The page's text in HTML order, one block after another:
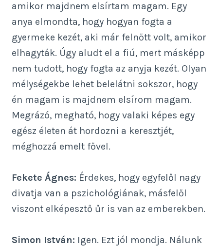
amikor majdnem elsírtam magam. Egy
anya elmondta, hogy hogyan fogta a
gyermeke kezét, aki már felnőtt volt, amikor
elhagyták. Úgy aludt el a fiú, mert másképp
nem tudott, hogy fogta az anyja kezét. Olyan
mélységekbe lehet belelátni sokszor, hogy
én magam is majdnem elsírom magam.
Megrázó, megható, hogy valaki képes egy
egész életen át hordozni a keresztjét,
méghozzá emelt fővel.
Fekete Ágnes: Érdekes, hogy egyfelől nagy
divatja van a pszichológiának, másfelől
viszont elképesztő űr is van az emberekben.
Simon István: Igen. Ezt jól mondja. Nálunk